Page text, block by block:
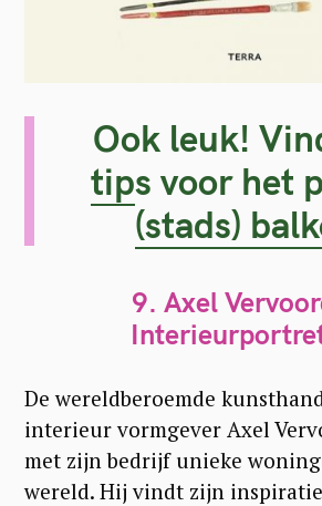
Ook leuk!
tips voor het
(stads)
9. Axel
De wereldberoemde
interieur vormgever Axel
met zijn bedrijf unieke
wereld. Hij vindt zijn